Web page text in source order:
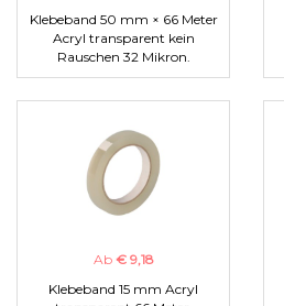
Klebeband 50 mm × 66 Meter
Acryl transparent kein
Rauschen 32 Mikron.
Ab € 9,18
Klebeband 15 mm Acryl